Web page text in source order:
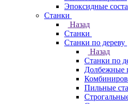
Эпоксидные
Станки
Назад
Станки
Станки по дереву
Назад
Станки по
Долбежные
Пильные